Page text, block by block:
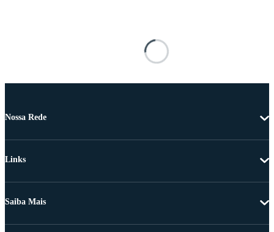
Nossa Rede
Links
Saiba Mais